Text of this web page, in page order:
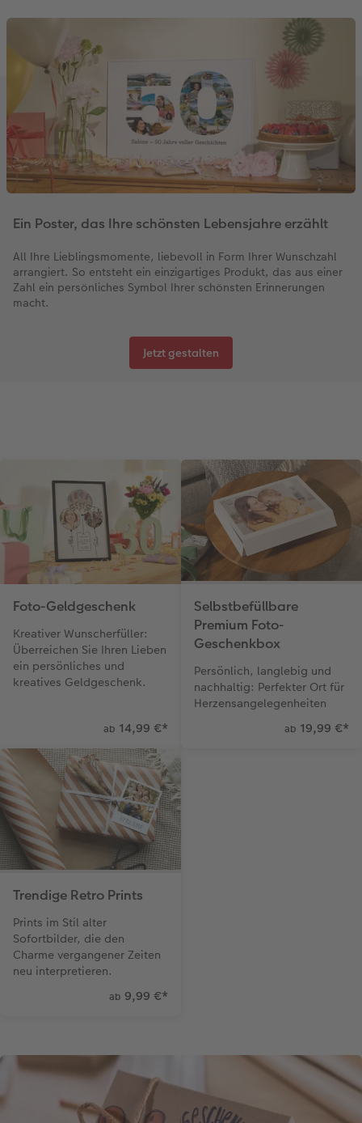
Ein Poster, das Ihre schönsten Lebensjahre erzählt
All Ihre Lieblingsmomente, liebevoll in Form Ihrer Wunschzahl
arrangiert. So entsteht ein einzigartiges Produkt, das aus einer
Zahl ein persönliches Symbol Ihrer schönsten Erinnerungen
macht.
Jetzt gestalten
Foto-Geldgeschenk
Kreativer Wunscherfüller:
Überreichen Sie Ihren Lieben
ein persönliches und
kreatives Geldgeschenk.
ab 14,99 €*
Selbstbefüllbare
Premium Foto-
Geschenkbox
Persönlich, langlebig und
nachhaltig: Perfekter Ort für
Herzensangelegenheiten
ab 19,99 €*
Trendige Retro Prints
Prints im Stil alter
Sofortbilder, die den
Charme vergangener Zeiten
neu interpretieren.
ab 9,99 €*